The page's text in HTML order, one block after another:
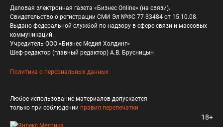
Деловая электронная газета «Бизнес Online» (на связи).
Свидетельство о регистрации СМИ Эл №ФС 77-33484 от 15.10.08.
Выдано федеральной службой по надзору в сфере связи и массовых
коммуникаций.
Учредитель ООО «Бизнес Медия Холдинг»
Шеф-редактор (главный редактор) А.В. Брусницын
Политика о персональных данных
Любое использование материалов допускается
только при соблюдении правил перепечатки
18+